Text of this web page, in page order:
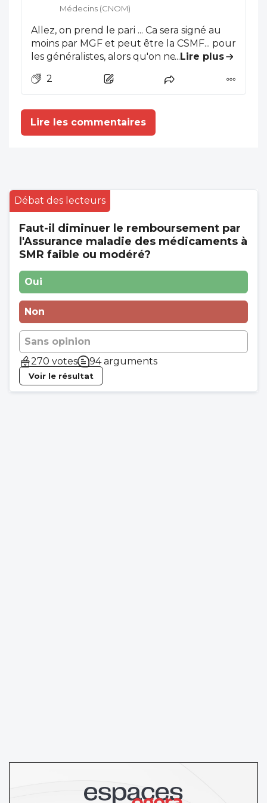
pas adhérent) explicant que ce papier a
conclusions...
Médecins (CNOM)
Allez, on prend le pari ... Ca sera signé au
moins par MGF et peut être la CSMF... pour
les généralistes, alors qu'on ne sait même
mises en route . De plus bon appétit pour
vous farcir toutes les lettres clés et savoir à
qui ça s'adresse !!! ... Je dis "vous" car bien
que toujours intéressé par ce qui se passe,
je ne suis plus concerné : je suis retraité et
... Lire plus
2
Lire les commentaires
Débat des lecteurs
Faut-il diminuer le remboursement par
l'Assurance maladie des médicaments à
SMR faible ou modéré?
Oui
Non
Sans opinion
270 votes
94 arguments
Voir le résultat